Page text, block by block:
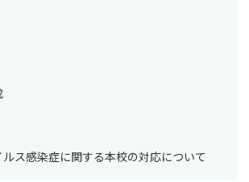
ス感染症に関する本校の対応について